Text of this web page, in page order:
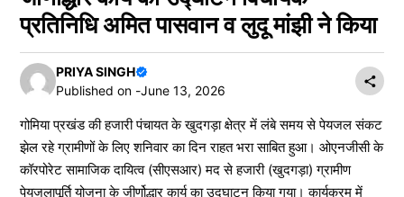
प्रतिनिधि अमित पासवान व लुदू मांझी ने किया
PRIYA SINGH
Published on -June 13, 2026
गोमिया प्रखंड की हजारी पंचायत के खुदगड़ा क्षेत्र में लंबे समय से पेयजल संकट
झेल रहे ग्रामीणों के लिए शनिवार का दिन राहत भरा साबित हुआ। ओएनजीसी के
कॉरपोरेट सामाजिक दायित्व (सीएसआर) मद से हजारी (खुदगड़ा) ग्रामीण
पेयजलापूर्ति योजना के जीर्णोद्धार कार्य का उद्घाटन किया गया। कार्यक्रम में